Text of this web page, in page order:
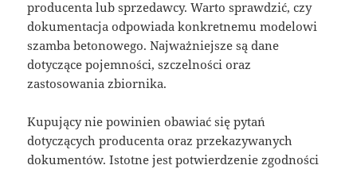
producenta lub sprzedawcy. Warto sprawdzić, czy
dokumentacja odpowiada konkretnemu modelowi
szamba betonowego. Najważniejsze są dane
dotyczące pojemności, szczelności oraz
zastosowania zbiornika.
Kupujący nie powinien obawiać się pytań
dotyczących producenta oraz przekazywanych
dokumentów. Istotne jest potwierdzenie zgodności